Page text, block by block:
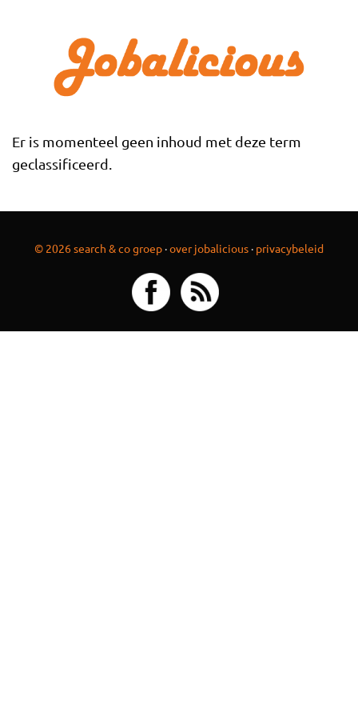
Er is momenteel geen inhoud met deze term
geclassificeerd.
© 2026 search & co groep ·over jobalicious · privacybeleid